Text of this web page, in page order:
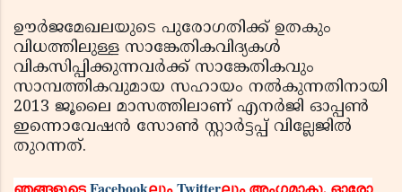
ഊര്‍ജമേഖലയുടെ പുരോഗതിക്ക് ഉതകും
വിധത്തിലുള്ള സാങ്കേതികവിദ്യകള്‍
വികസിപ്പിക്കുന്നവര്‍ക്ക് സാങ്കേതികവും
സാമ്പത്തികവുമായ സഹായം നല്‍കുന്നതിനായി
2013 ജൂലൈ മാസത്തിലാണ് എനര്‍ജി ഓപ്പണ്‍
ഇന്നൊവേഷന്‍ സോണ്‍ സ്റ്റാര്‍ട്ടപ്പ് വില്ലേജില്‍
തുറന്നത്.